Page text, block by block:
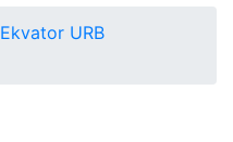
Ekvator URB